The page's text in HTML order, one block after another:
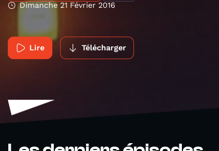
Dimanche 21 Février 2016
Lire Télécharger